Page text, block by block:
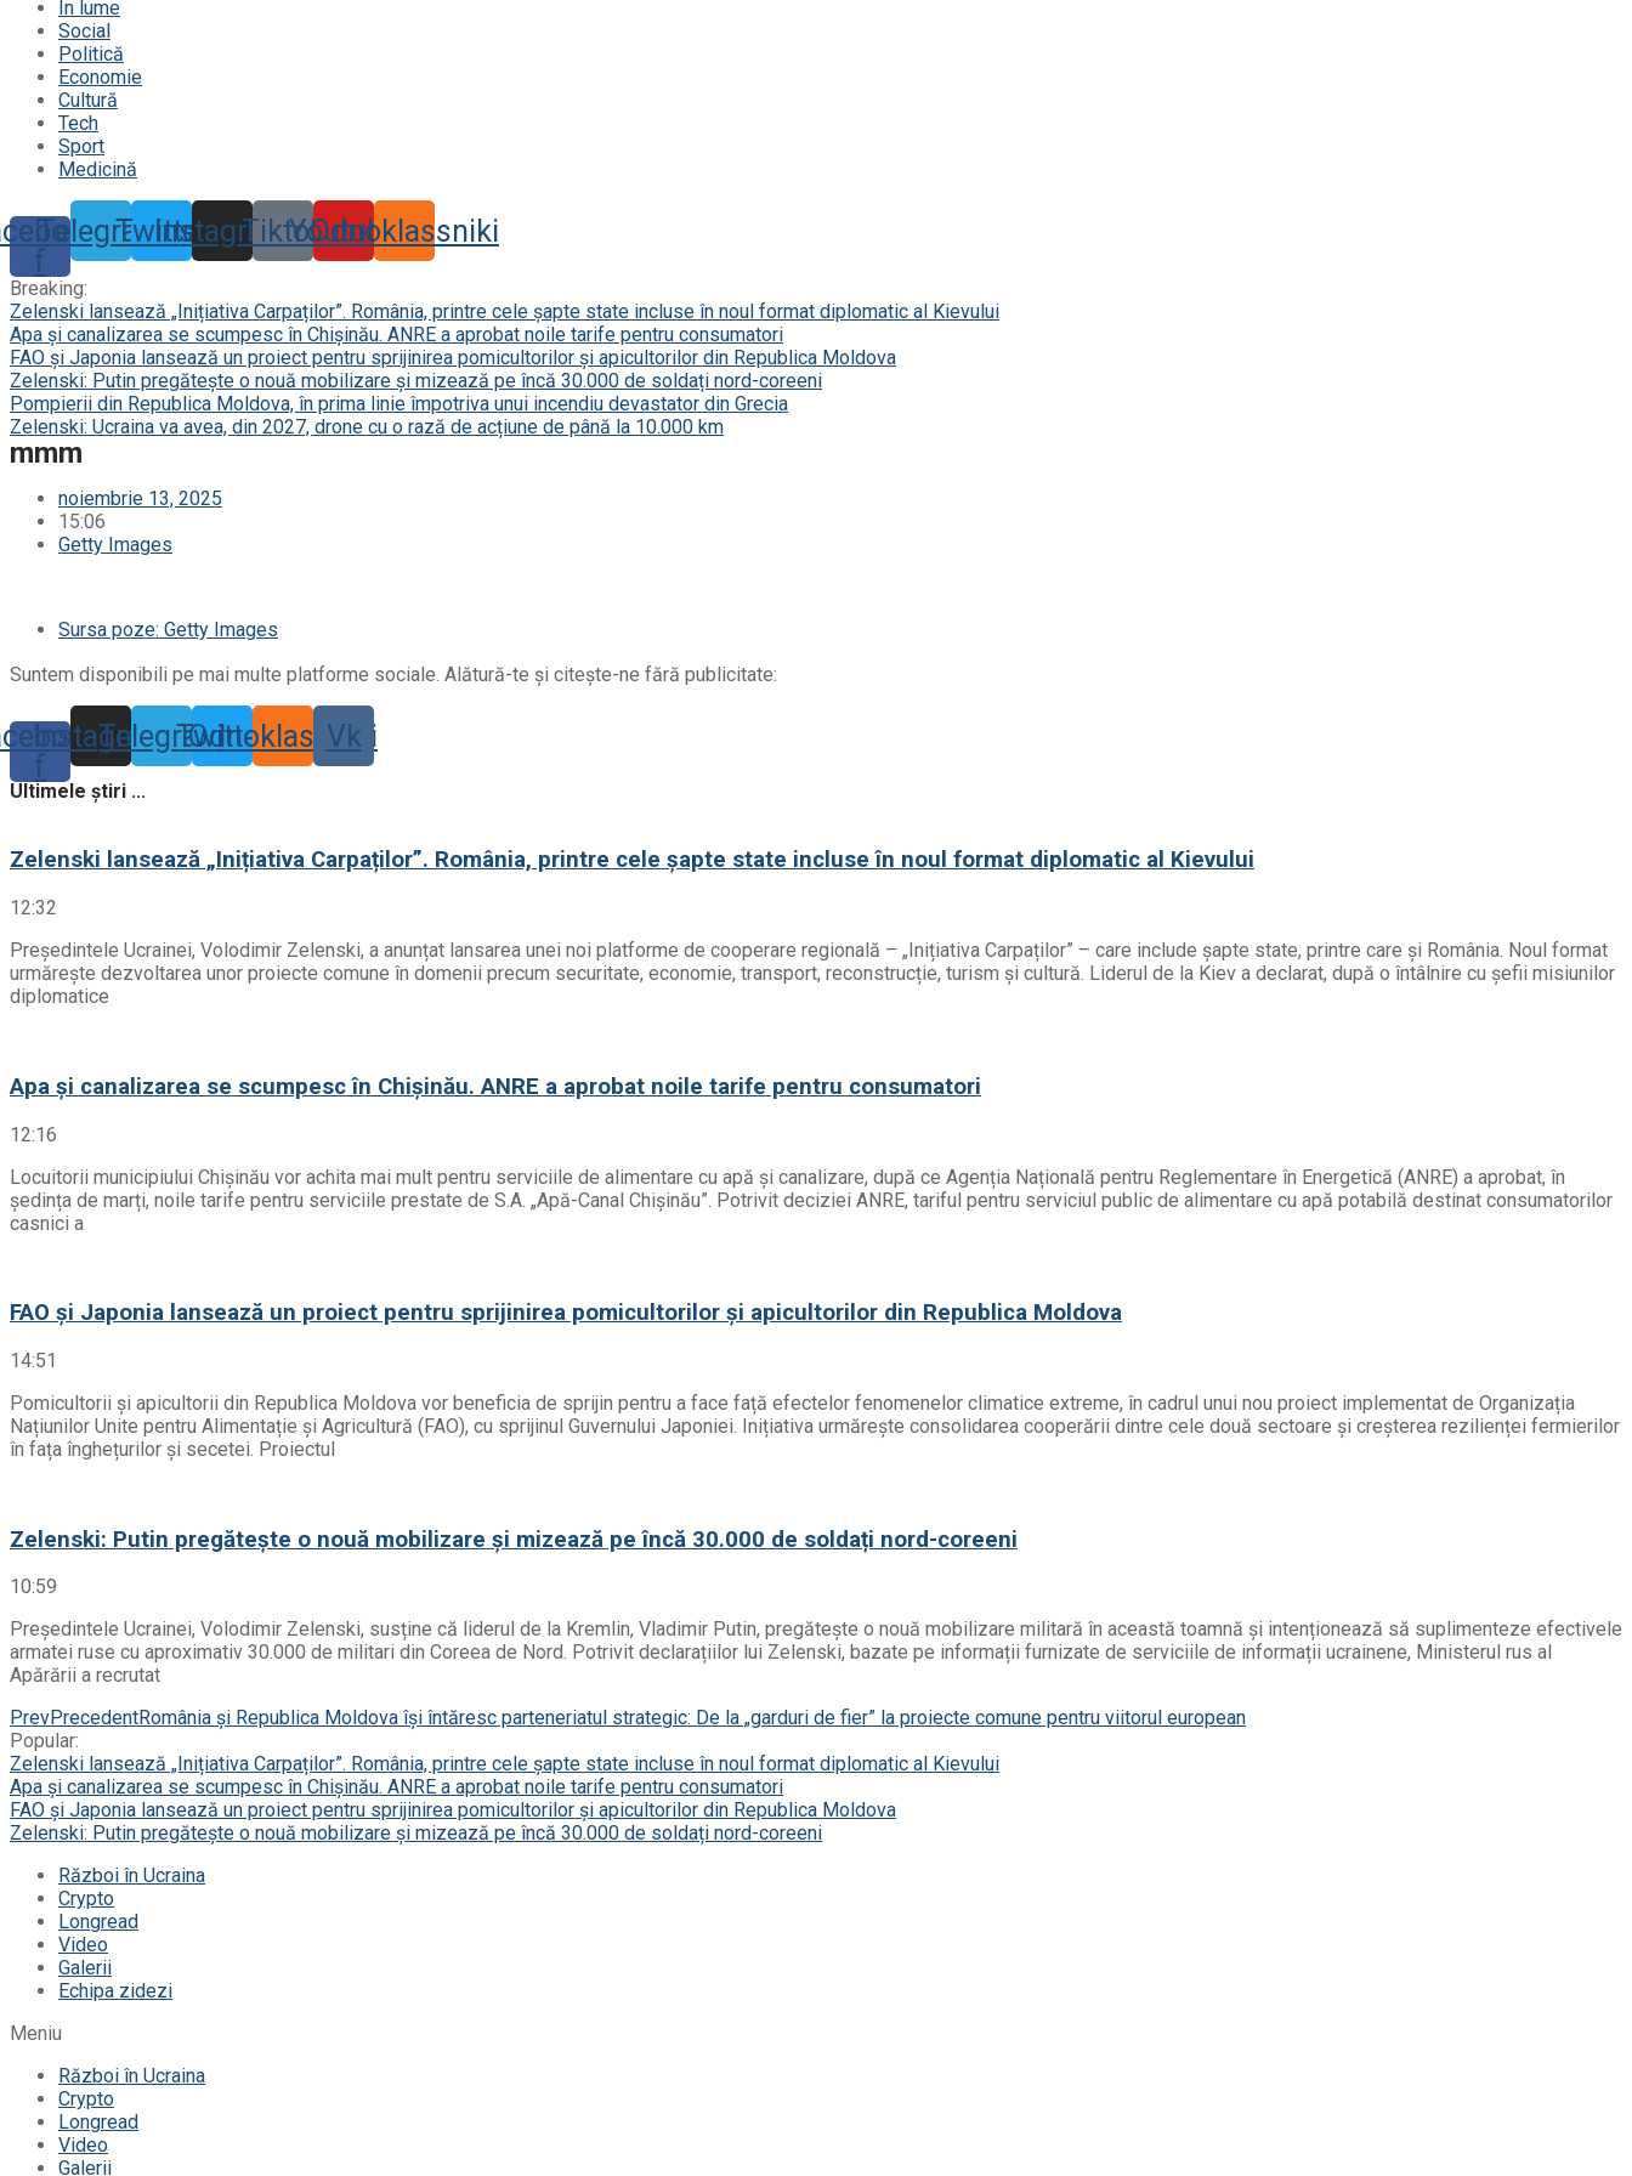
În lume
Social
Politică
Economie
Cultură
Tech
Sport
Medicină
f
TelegramTwitter
Instagram
TiktokYoutube
Odnoklassniki
Breaking:
Zelenski lansează „Inițiativa Carpaților”. România, printre cele șapte state incluse în noul format diplomatic al Kievului
Apa și canalizarea se scumpesc în Chișinău. ANRE a aprobat noile tarife pentru consumatori
FAO și Japonia lansează un proiect pentru sprijinirea pomicultorilor și apicultorilor din Republica Moldova
Zelenski: Putin pregătește o nouă mobilizare și mizează pe încă 30.000 de soldați nord-coreeni
Pompierii din Republica Moldova, în prima linie împotriva unui incendiu devastator din Grecia
Zelenski: Ucraina va avea, din 2027, drone cu o rază de acțiune de până la 10.000 km
mmm
noiembrie 13, 2025
15:06
Getty Images
Sursa poze: Getty Images
Suntem disponibili pe mai multe platforme sociale. Alătură-te și citește-ne fără publicitate:
f
Instagram
TelegramTwitter
Odnoklassniki
Vk
Ultimele știri ...
Zelenski lansează „Inițiativa Carpaților”. România, printre cele șapte state incluse în noul format diplomatic al Kievului
12:32
Președintele Ucrainei, Volodimir Zelenski, a anunțat lansarea unei noi platforme de cooperare regională – „Inițiativa Carpaților” – care include șapte state, printre care și România. Noul format
urmărește dezvoltarea unor proiecte comune în domenii precum securitate, economie, transport, reconstrucție, turism și cultură. Liderul de la Kiev a declarat, după o întâlnire cu șefii misiunilor
diplomatice
Apa și canalizarea se scumpesc în Chișinău. ANRE a aprobat noile tarife pentru consumatori
12:16
Locuitorii municipiului Chișinău vor achita mai mult pentru serviciile de alimentare cu apă și canalizare, după ce Agenția Națională pentru Reglementare în Energetică (ANRE) a aprobat, în
ședința de marți, noile tarife pentru serviciile prestate de S.A. „Apă-Canal Chișinău”. Potrivit deciziei ANRE, tariful pentru serviciul public de alimentare cu apă potabilă destinat consumatorilor
casnici a
FAO și Japonia lansează un proiect pentru sprijinirea pomicultorilor și apicultorilor din Republica Moldova
14:51
Pomicultorii și apicultorii din Republica Moldova vor beneficia de sprijin pentru a face față efectelor fenomenelor climatice extreme, în cadrul unui nou proiect implementat de Organizația
Națiunilor Unite pentru Alimentație și Agricultură (FAO), cu sprijinul Guvernului Japoniei. Inițiativa urmărește consolidarea cooperării dintre cele două sectoare și creșterea rezilienței fermierilor
în fața înghețurilor și secetei. Proiectul
Zelenski: Putin pregătește o nouă mobilizare și mizează pe încă 30.000 de soldați nord-coreeni
10:59
Președintele Ucrainei, Volodimir Zelenski, susține că liderul de la Kremlin, Vladimir Putin, pregătește o nouă mobilizare militară în această toamnă și intenționează să suplimenteze efectivele
armatei ruse cu aproximativ 30.000 de militari din Coreea de Nord. Potrivit declarațiilor lui Zelenski, bazate pe informații furnizate de serviciile de informații ucrainene, Ministerul rus al
Apărării a recrutat
PrevPrecedentRomânia și Republica Moldova își întăresc parteneriatul strategic: De la „garduri de fier” la proiecte comune pentru viitorul european
Popular:
Zelenski lansează „Inițiativa Carpaților”. România, printre cele șapte state incluse în noul format diplomatic al Kievului
Apa și canalizarea se scumpesc în Chișinău. ANRE a aprobat noile tarife pentru consumatori
FAO și Japonia lansează un proiect pentru sprijinirea pomicultorilor și apicultorilor din Republica Moldova
Zelenski: Putin pregătește o nouă mobilizare și mizează pe încă 30.000 de soldați nord-coreeni
Război în Ucraina
Crypto
Longread
Video
Galerii
Echipa zidezi
Meniu
Război în Ucraina
Crypto
Longread
Video
Galerii